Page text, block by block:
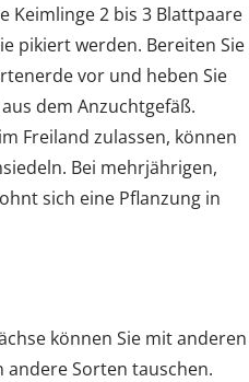
Keimlinge 2 bis 3 Blattpaare
pikiert werden. Bereiten Sie
vor und heben Sie
dem Anzuchtgefäß.
Freiland zulassen, können
Bei mehrjährigen,
sich eine Pflanzung in
können Sie mit anderen
andere Sorten tauschen.